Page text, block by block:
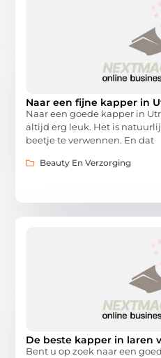
Naar een fijne kapper in
Naar een goede kapper in
altijd erg leuk. Het is
beetje te verwennen. En dat
Beauty En Verzorging
De beste kapper in laren
Bent u op zoek naar een